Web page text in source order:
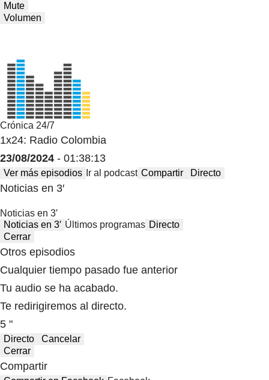
Mute
Volumen
Crónica 24/7
1x24: Radio Colombia
23/08/2024 - 01:38:13
Ver más episodios Ir al podcast Compartir Directo
Noticias en 3′
Noticias en 3′
Noticias en 3′ Últimos programas Directo
Cerrar
Otros episodios
Cualquier tiempo pasado fue anterior
Tu audio se ha acabado.
Te redirigiremos al directo.
5 "
Directo
Cancelar
Cerrar
Compartir